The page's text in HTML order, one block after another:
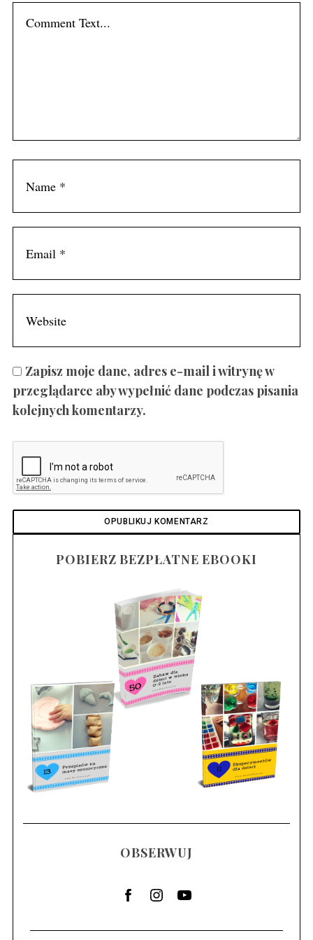
Zapisz moje dane, adres e-mail i witrynę w
przeglądarce aby wypełnić dane podczas pisania
kolejnych komentarzy.
POBIERZ BEZPŁATNE EBOOKI
OBSERWUJ